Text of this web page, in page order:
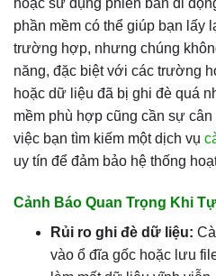
hoặc sử dụng phiên bản di
phần mềm có thể giúp bạn lấy
trường hợp, nhưng chúng
năng, đặc biệt với các trường
hoặc dữ liệu đã bị ghi đè quá
mềm phù hợp cũng cần sự
việc bạn tìm kiếm một dịch vụ
uy tín để đảm bảo hệ thống
Cảnh Báo Quan Trọng Khi
Rủi ro ghi đè dữ liệu:
vào ổ đĩa gốc hoặc lưu